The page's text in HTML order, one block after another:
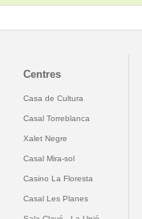
Centres
Casa de Cultura
Casal Torreblanca
Xalet Negre
Casal Mira-sol
Casino La Floresta
Casal Les Planes